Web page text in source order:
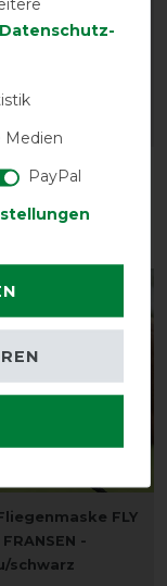
Anti-Rub Bib
€
auch
FLY
-
schwarz
Daten­schutz­
Medien
PayPal